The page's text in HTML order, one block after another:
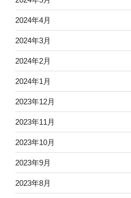
2024年4月
2024年3月
2024年2月
2024年1月
2023年12月
2023年11月
2023年10月
2023年9月
2023年8月